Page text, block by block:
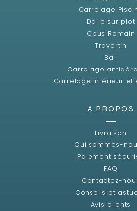
Carrelage
Dalle sur plot
Opus Romain
Travertin
Bali
Carrelage
Carrelage intérieur et
A PROPOS
Livraison
Qui sommes-
Paiement
FAQ
Contactez-
Conseils et
Avis clients